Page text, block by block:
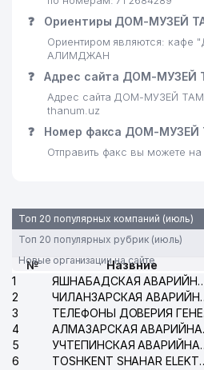
28 ARTVALOL TRAST ООО
LARGE-SCALE
CONSTRUCTION ООО
30 CITRUS TEAM ООО
ЗАГС МИРЗО-
РАЙОНА
33 IDEAL LIFT STROY ООО
34 MARKAZ BARAKAT GPB
UNITED INDUSTRIAL
EQUIPMENT ООО
SUNET TECHNOLOGY
SHARM-SPORT ЧП
❓ Ориентиры ДОМ-МУЗЕЙ
Ориентиром являются:
АЛИМДЖАН
❓ Адрес сайта ДОМ-МУЗЕЙ
Адрес сайта ДОМ-МУЗЕЙ
thanum.uz
❓ Номер факса ДОМ-МУЗЕЙ
Отправить факс вы можете
Топ 20 популярных компаний (июль)
Топ 20 популярных рубрик (июль)
Новые организации на сайте
№
Назвние
1
ЯШНАБАДСКАЯ
2
3
4
5
6
TOSHKENT